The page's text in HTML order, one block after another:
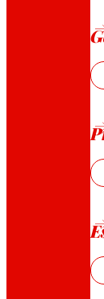
Seguridad y
Premios y